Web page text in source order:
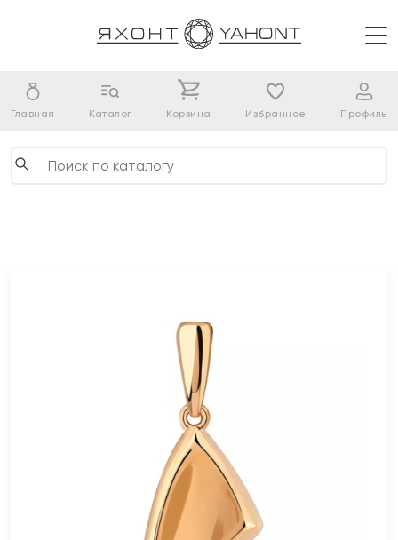
Главная Каталог Корзина Избранное Профиль